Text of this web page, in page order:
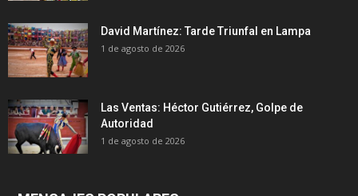
David Martínez: Tarde Triunfal en Lampa
1 de agosto de 2026
Las Ventas: Héctor Gutiérrez, Golpe de
Autoridad
1 de agosto de 2026